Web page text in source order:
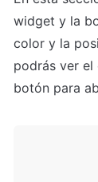
widget y la
color y la
podrás ver
botón para